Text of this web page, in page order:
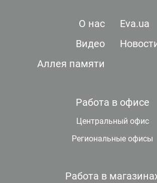
О нас
Eva.ua
Видео
Аллея памяти
Работа в офисе
Центральный офис
Региональные офисы
Работа в